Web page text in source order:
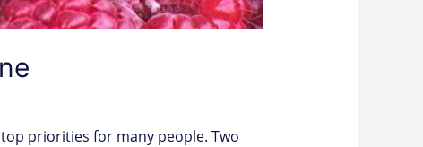
priorities for many people. Two